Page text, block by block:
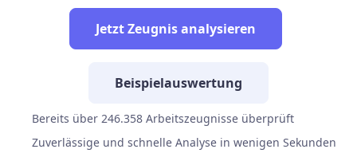
Jetzt Zeugnis analysieren
Beispielauswertung
Bereits über 246.358 Arbeitszeugnisse überprüft
Zuverlässige und schnelle Analyse in wenigen Sekunden